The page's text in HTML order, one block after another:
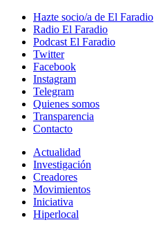
Hazte socio/a de El Faradio
Radio El Faradio
Podcast El Faradio
Twitter
Facebook
Instagram
Telegram
Quienes somos
Transparencia
Contacto
Actualidad
Investigación
Creadores
Movimientos
Iniciativa
Hiperlocal